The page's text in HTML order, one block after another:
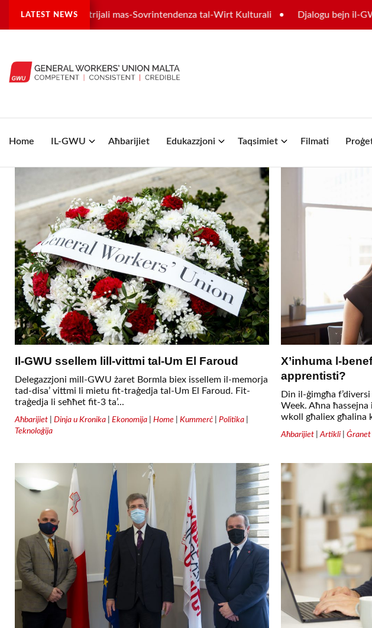
LATEST NEWS
industrijali mas-Sovrintendenza tal-Wirt Kulturali Djalogu bejn il-GWU u d-
Home IL-GWU Aħbarijiet Edukazzjoni Taqsimiet Filmati
Il-GWU ssellem lill-vittmi tal-Um El Faroud
Delegazzjoni mill-GWU żaret Bormla biex issellem il-memorja
tad-disa’ vittmi li mietu fit-traġedja tal-Um El Faroud. Fit-
traġedja li seħħet fit-3 ta’...
Aħbarijiet Dinja u Kronika Ekonomija Home Kummerċ Politika
Teknoloġija
X’inhuma l-
apprentisti?
Din il-ġimgħa
Week. Aħna
wkoll għaliex għalina
Aħbarijiet|Artikli| Ġranet